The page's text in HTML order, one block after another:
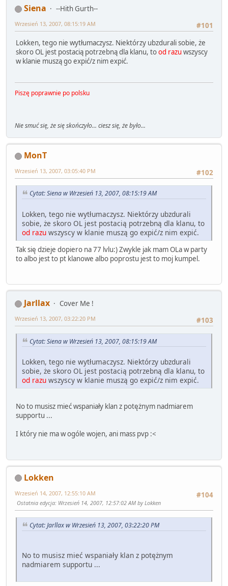
Siena
--Hith Gurth--
#101
Wrzesień 13, 2007, 08:15:19 AM
Lokken, tego nie wytłumaczysz. Niektórzy ubzdurali sobie, że
skoro OL jest postacią potrzebną dla klanu, tood razuwszyscy
w klanie muszą go expić/z nim expić.
Piszę poprawnie po polsku
Nie smuć się, że się skończyło... ciesz się, że było...
MonT
#102
Wrzesień 13, 2007, 03:05:40 PM
Cytat: Siena w Wrzesień 13, 2007, 08:15:19 AM
Lokken, tego nie wytłumaczysz. Niektórzy ubzdurali
sobie, że skoro OL jest postacią potrzebną dla klanu, to
od razu wszyscy w klanie muszą go expić/z nim expić.
Tak się dzieje dopiero na 77 lvlu:) Zwykle jak mam OLa w party
to albo jest to pt klanowe albo poprostu jest to moj kumpel.
Jarllax
Cover Me !
#103
Wrzesień 13, 2007, 03:22:20 PM
Cytat: Siena w Wrzesień 13, 2007, 08:15:19 AM
Lokken, tego nie wytłumaczysz. Niektórzy ubzdurali
sobie, że skoro OL jest postacią potrzebną dla klanu, to
od razu wszyscy w klanie muszą go expić/z nim expić.
No to musisz mieć wspaniały klan z potężnym nadmiarem
supportu ...
I który nie ma w ogóle wojen, ani mass pvp :<
Lokken
#104
Wrzesień 14, 2007, 12:55:10 AM
Ostatnia edycja: Wrzesień 14, 2007, 12:57:02 AM by Lokken
Cytat: Jarllax w Wrzesień 13, 2007, 03:22:20 PM
No to musisz mieć wspaniały klan z potężnym
nadmiarem supportu ...